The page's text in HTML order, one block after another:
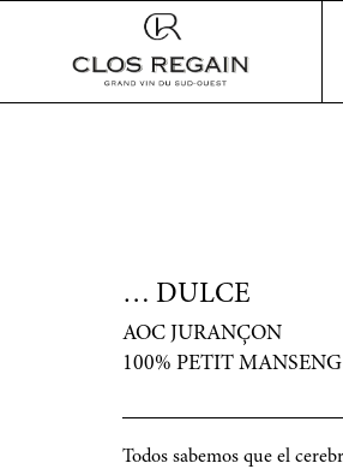
… DULCE
AOC JURANÇON
100% PETIT MANSENG
Todos sabemos que el